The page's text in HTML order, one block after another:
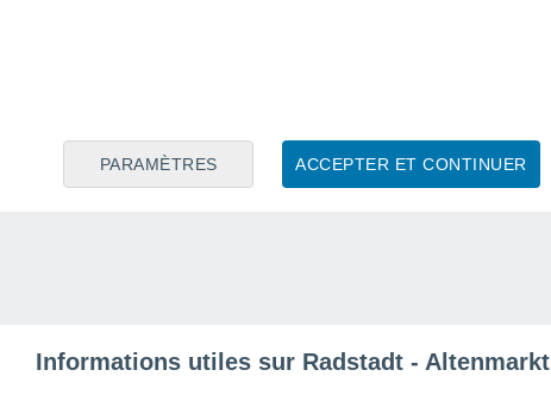
ACCEPTER ET CONTINUER
PARAMÈTRES
Informations utiles sur Radstadt - Altenmarkt